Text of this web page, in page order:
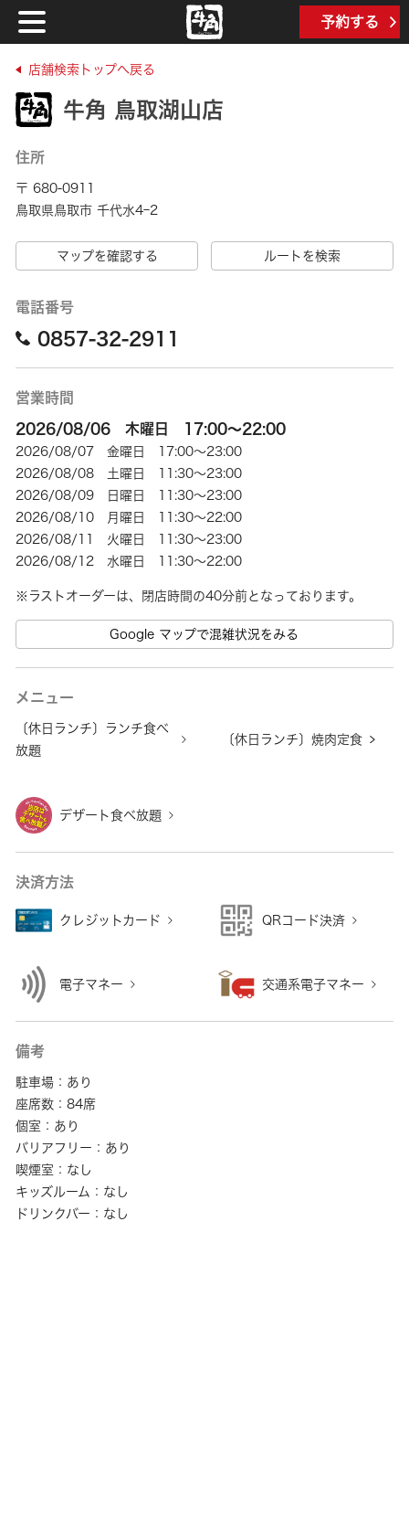
予約する
店舗検索トップへ戻る
牛角 鳥取湖山店
住所
〒 680-0911
鳥取県鳥取市 千代水4ｰ2
マップを確認する ルートを検索
電話番号
0857-32-2911
営業時間
2026/08/06 木曜日 17:00～22:00
2026/08/07 金曜日 17:00～23:00
2026/08/08 土曜日 11:30～23:00
2026/08/09 日曜日 11:30～23:00
2026/08/10 月曜日 11:30～22:00
2026/08/11 火曜日 11:30～23:00
2026/08/12 水曜日 11:30～22:00
※ラストオーダーは、閉店時間の40分前となっております。
Google マップで混雑状況をみる
メニュー
〔休日ランチ〕ランチ食べ
放題
〔休日ランチ〕焼肉定食
デザート食べ放題
決済方法
クレジットカード QRコード決済
電子マネー 交通系電子マネー
備考
駐車場：あり
座席数：84席
個室：あり
バリアフリー：あり
喫煙室：なし
キッズルーム：なし
ドリンクバー：なし